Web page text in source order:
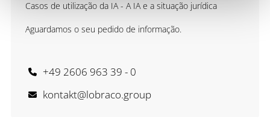
Casos de utilização da IA - A IA e a situação jurídica
Aguardamos o seu pedido de informação.
+49 2606 963 39 - 0
kontakt@lobraco.group